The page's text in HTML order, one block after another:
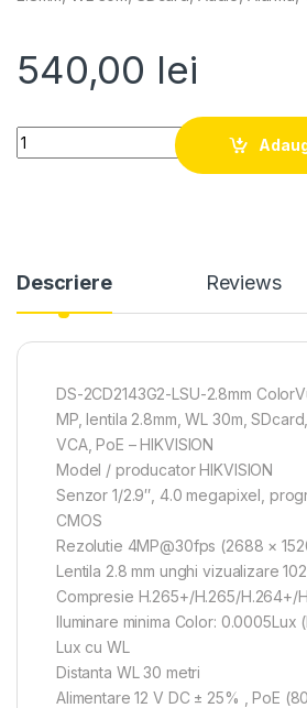
540,00 lei
Quantity
Descriere Reviews
DS-2CD2143G2-LSU-2.8mm
MP, lentila 2.8mm, WL 30m,
VCA, PoE – HIKVISION
Model / producator HIKVISION
Senzor 1/2.9″, 4.0 megapixel,
CMOS
Rezolutie 4MP@30fps (2688 ×
Lentila 2.8 mm unghi vizualizare
Compresie H.265+/H.265/H.264+/
Iluminare minima Color: 0.0005Lux
Lux cu WL
Distanta WL 30 metri
Alimentare 12 V DC ± 25% , PoE